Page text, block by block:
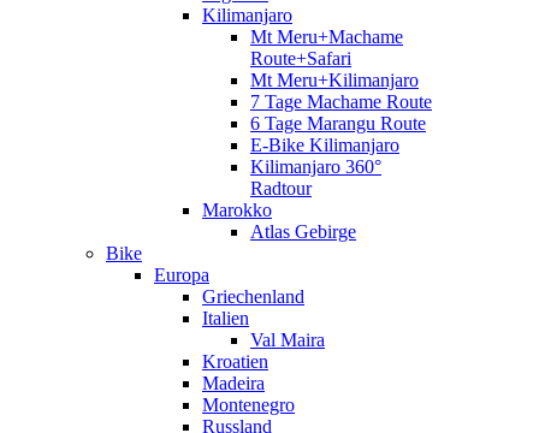
Kilimanjaro
Mt Meru+Machame
Route+Safari
Mt Meru+Kilimanjaro
7 Tage Machame Route
6 Tage Marangu Route
E-Bike Kilimanjaro
Kilimanjaro 360°
Radtour
Marokko
Atlas Gebirge
Bike
Europa
Griechenland
Italien
Val Maira
Kroatien
Madeira
Montenegro
Russland